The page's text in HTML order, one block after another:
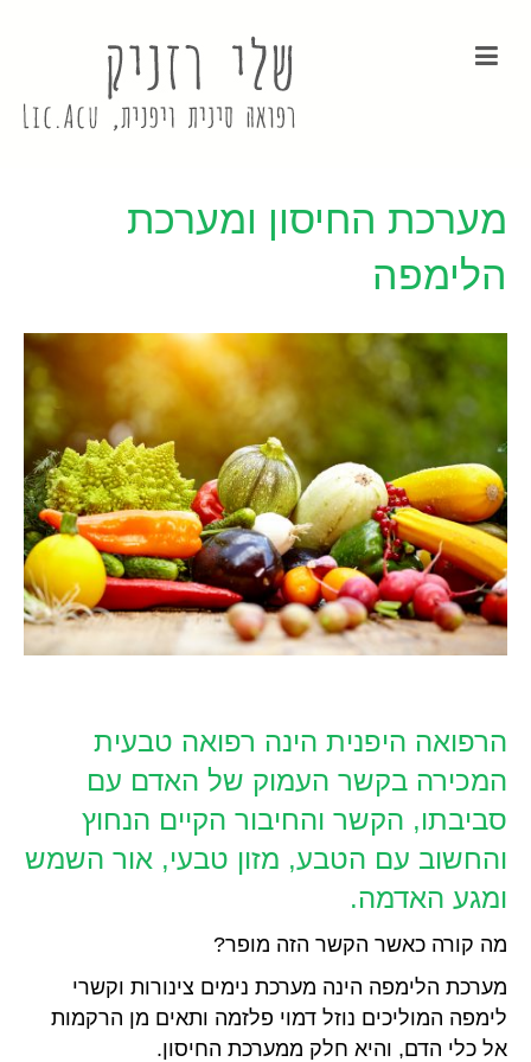
מערכת החיסון ומערכת
הלימפה
הרפואה היפנית הינה רפואה טבעית
המכירה בקשר העמוק של האדם עם
סביבתו, הקשר והחיבור הקיים הנחוץ
והחשוב עם הטבע, מזון טבעי, אור השמש
ומגע האדמה.
מה קורה כאשר הקשר הזה מופר?
מערכת הלימפה הינה מערכת נימים צינורות וקשרי
לימפה המוליכים נוזל דמוי פלזמה ותאים מן הרקמות
אל כלי הדם, והיא חלק ממערכת החיסון.